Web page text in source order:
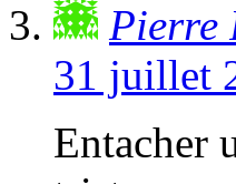
Pierre
31 juillet
Entacher